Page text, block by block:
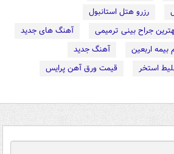
رزرو هتل استانبول
جراح بینی ترمیمی
آهنگ های جدید
بیمه اربعین
آهنگ جدید
استخر
قیمت ورق آهن پرایس